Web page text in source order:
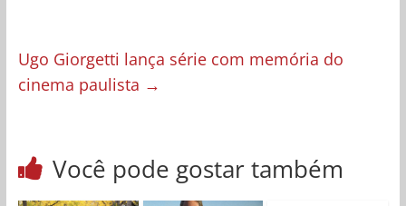
Ugo Giorgetti lança série com memória do
cinema paulista →
Você pode gostar também